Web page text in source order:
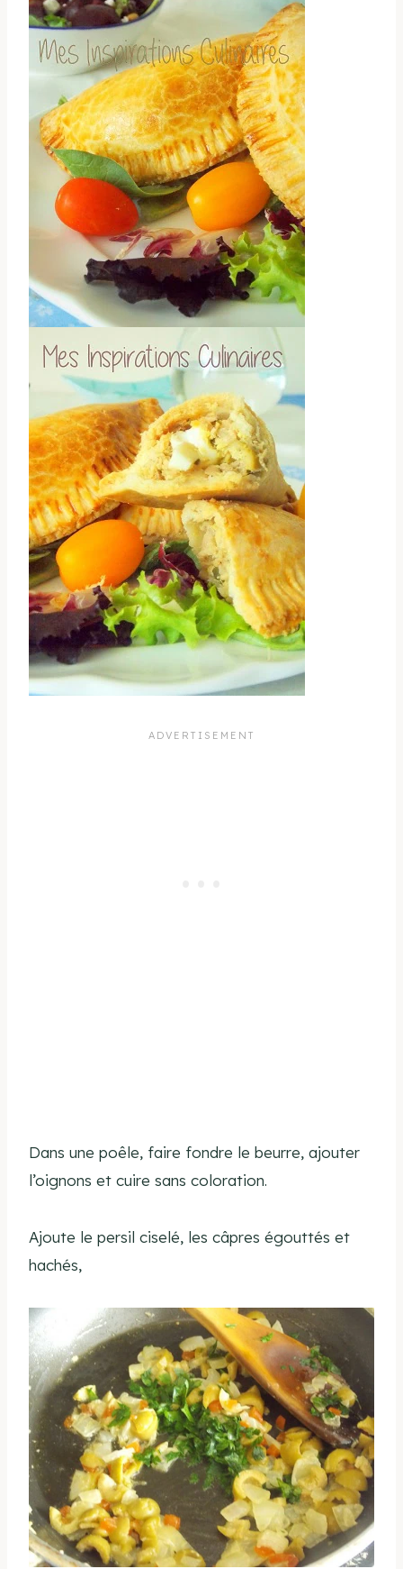
Dans une poêle, faire fondre le beurre, ajouter
l’oignons et cuire sans coloration.
Ajoute le persil ciselé, les câpres égouttés et
hachés,